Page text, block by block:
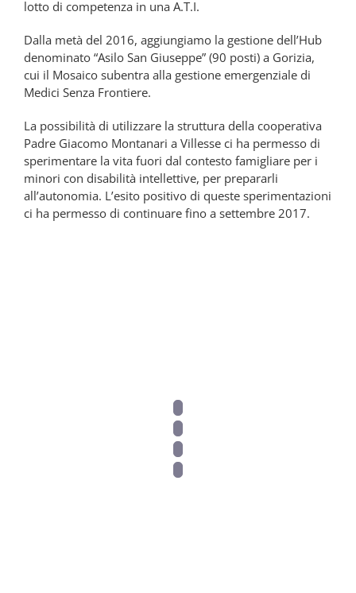
lotto di competenza in una A.T.I.
Dalla metà del 2016, aggiungiamo la gestione dell’Hub
denominato “Asilo San Giuseppe” (90 posti) a Gorizia,
cui il Mosaico subentra alla gestione emergenziale di
Medici Senza Frontiere.
La possibilità di utilizzare la struttura della cooperativa
Padre Giacomo Montanari a Villesse ci ha permesso di
sperimentare la vita fuori dal contesto famigliare per i
minori con disabilità intellettive, per prepararli
all’autonomia. L’esito positivo di queste sperimentazioni
ci ha permesso di continuare fino a settembre 2017.